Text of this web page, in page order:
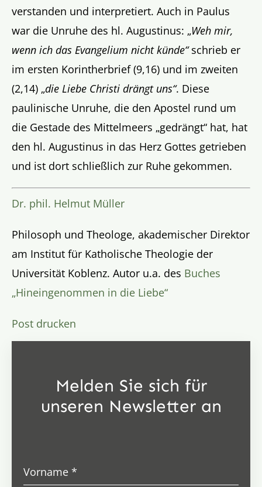
verstanden und interpretiert. Auch in Paulus
war die Unruhe des hl. Augustinus: „Weh mir,
wenn ich das Evangelium nicht künde“schrieb er
im ersten Korintherbrief (9,16) und im zweiten
(2,14) „die Liebe Christi drängt uns“. Diese
paulinische Unruhe, die den Apostel rund um
die Gestade des Mittelmeers „gedrängt“ hat, hat
den hl. Augustinus in das Herz Gottes getrieben
und ist dort schließlich zur Ruhe gekommen.
Dr. phil. Helmut Müller
Philosoph und Theologe, akademischer Direktor
am Institut für Katholische Theologie der
Universität Koblenz. Autor u.a. des Buches
„Hineingenommen in die Liebe“
Post drucken
Melden Sie sich für
unseren Newsletter an
Vorname*